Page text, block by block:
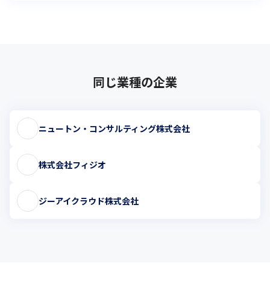
同じ業種の企業
ニュートン・コンサルティング株式会社
株式会社フィジオ
ジーアイクラウド株式会社